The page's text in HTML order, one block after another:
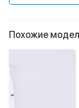
Похожие